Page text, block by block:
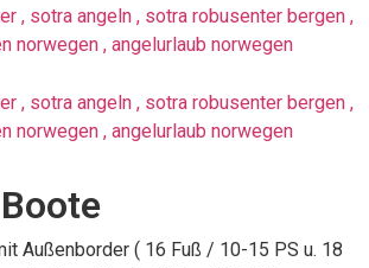
Außenborder ( 16 Fuß / 10-15 PS u. 18